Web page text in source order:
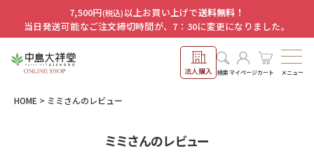
7,500円(税込)以上お買い上げで送料無料！
当日発送可能なご注文締切時間が、7：30に変更になりました。
法人購入 検索マイページカート メニュー
HOME ミミさんのレビュー
ミミさんのレビュー